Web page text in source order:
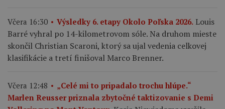
Včera 16:30 Výsledky 6. etapy Okolo Poľska 2026. Louis
Barré vyhral po 14-kilometrovom sóle. Na druhom mieste
skončil Christian Scaroni, ktorý sa ujal vedenia celkovej
klasifikácie a tretí finišoval Marco Brenner.
Včera 12:48
„Celé mi to pripadalo trochu hlúpe.“
Marlen Reusser priznala zbytočné taktizovanie s Demi